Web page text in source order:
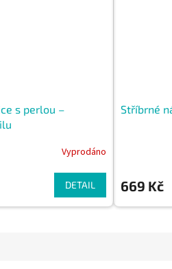
s perlou –
Vyprodáno
DETAIL
Stříbrné
669 Kč